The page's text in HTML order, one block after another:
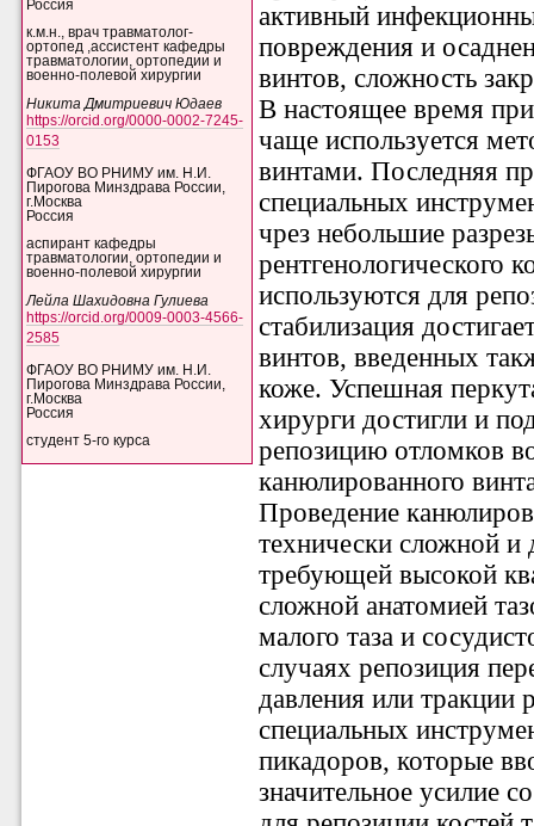
Россия
к.м.н., врач травматолог-
ортопед ,ассистент кафедры
травматологии, ортопедии и
военно-полевой хирургии
Никита Дмитриевич Юдаев
https://orcid.org/0000-0002-7245-
0153
ФГАОУ ВО РНИМУ им. Н.И.
Пирогова Минздрава России,
г.Москва
Россия
аспирант кафедры
травматологии, ортопедии и
военно-полевой хирургии
Лейла Шахидовна Гулиева
https://orcid.org/0009-0003-4566-
2585
ФГАОУ ВО РНИМУ им. Н.И.
Пирогова Минздрава России,
г.Москва
Россия
студент 5-го курса
активный
повреждения и
винтов, сложность
В настоящее время при
чаще используется
винтами. Последняя
специальных
чрез небольшие
рентгенологического
используются для
стабилизация
винтов, введенных
коже. Успешная
хирурги достигли и
репозицию отломков
канюлированного
Проведение
технически сложной и
требующей высокой
сложной анатомией
малого таза и
случаях репозиция
давления или
специальных
пикадоров, которые
значительное усилие